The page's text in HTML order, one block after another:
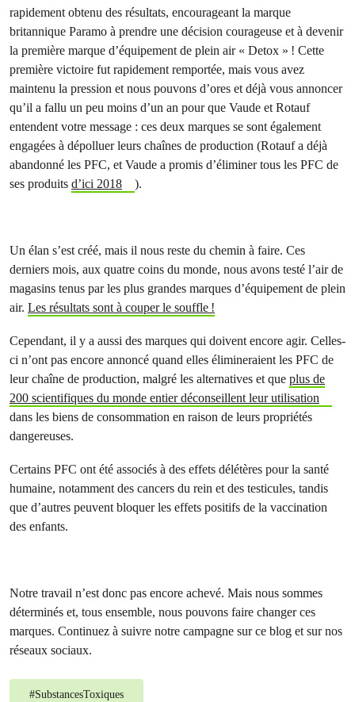
rapidement obtenu des résultats, encourageant la marque
britannique Paramo à prendre une décision courageuse et à devenir
la première marque d’équipement de plein air « Detox » ! Cette
première victoire fut rapidement remportée, mais vous avez
maintenu la pression et nous pouvons d’ores et déjà vous annoncer
qu’il a fallu un peu moins d’un an pour que Vaude et Rotauf
entendent votre message : ces deux marques se sont également
engagées à dépolluer leurs chaînes de production (Rotauf a déjà
abandonné les PFC, et Vaude a promis d’éliminer tous les PFC de
ses produits d’ici 2018 ).
Un élan s’est créé, mais il nous reste du chemin à faire. Ces
derniers mois, aux quatre coins du monde, nous avons testé l’air de
magasins tenus par les plus grandes marques d’équipement de plein
air. Les résultats sont à couper le souffle !
Cependant, il y a aussi des marques qui doivent encore agir. Celles-
ci n’ont pas encore annoncé quand elles élimineraient les PFC de
leur chaîne de production, malgré les alternatives et que plus de
200 scientifiques du monde entier déconseillent leur utilisation
dans les biens de consommation en raison de leurs propriétés
dangereuses.
Certains PFC ont été associés à des effets délétères pour la santé
humaine, notamment des cancers du rein et des testicules, tandis
que d’autres peuvent bloquer les effets positifs de la vaccination
des enfants.
Notre travail n’est donc pas encore achevé. Mais nous sommes
déterminés et, tous ensemble, nous pouvons faire changer ces
marques. Continuez à suivre notre campagne sur ce blog et sur nos
réseaux sociaux.
#SubstancesToxiques